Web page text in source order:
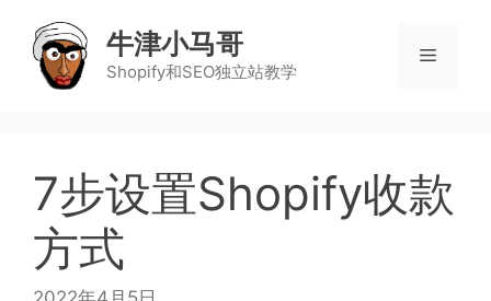
牛津小马哥
Shopify和SEO独立站教学
7步设置Shopify收款
方式